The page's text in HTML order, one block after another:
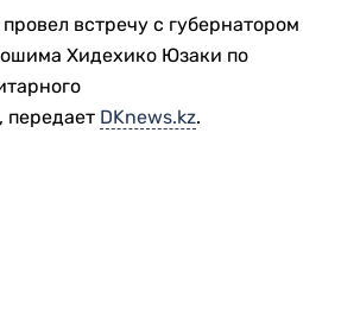
встречу с губернатором
Хидехико Юзаки по
передает DKnews.kz.